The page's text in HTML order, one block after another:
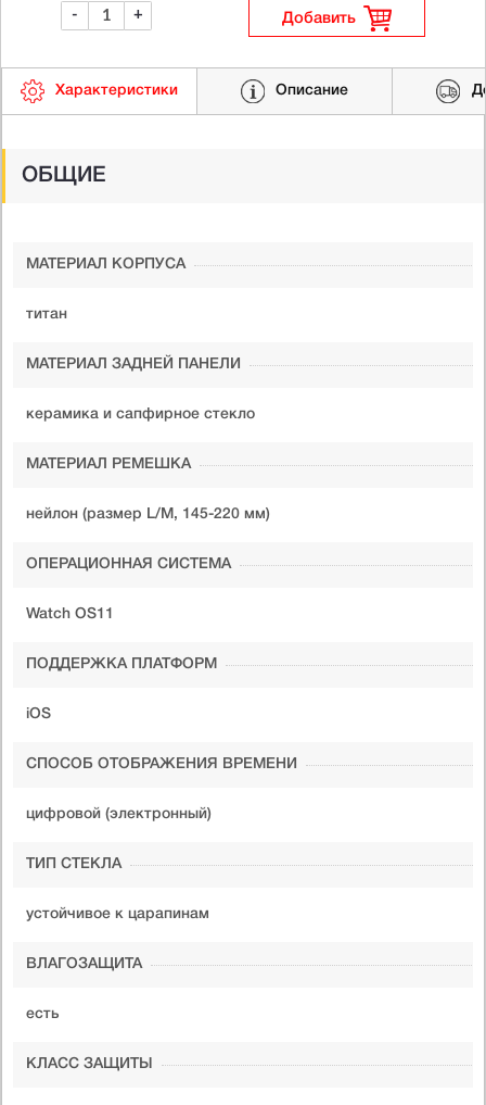
- + Добавить
Характеристики Описание
ОБЩИЕ
МАТЕРИАЛ КОРПУСА
титан
МАТЕРИАЛ ЗАДНЕЙ ПАНЕЛИ
керамика и сапфирное стекло
МАТЕРИАЛ РЕМЕШКА
нейлон (размер L/M, 145-220 мм)
ОПЕРАЦИОННАЯ СИСТЕМА
Watch OS11
ПОДДЕРЖКА ПЛАТФОРМ
iOS
СПОСОБ ОТОБРАЖЕНИЯ ВРЕМЕНИ
цифровой (электронный)
ТИП СТЕКЛА
устойчивое к царапинам
ВЛАГОЗАЩИТА
есть
КЛАСС ЗАЩИТЫ